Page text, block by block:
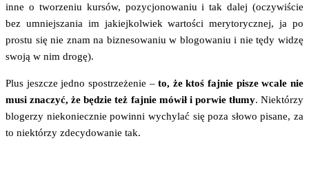
inne o two­rze­niu kur­sów, pozy­cjo­no­wa­niu i tak dalej (oczy­wi­ście
bez umniej­sza­nia im jakiej­kol­wiek war­to­ści mery­to­rycz­nej, ja po
pro­stu się nie znam na biz­ne­so­wa­niu w blo­go­wa­niu i nie tędy widzę
swo­ją w nim drogę).
Plus jesz­cze jed­no spo­strze­że­nie –to, że ktoś faj­nie pisze wca­le nie
musi zna­czyć, że będzie też faj­nie mówił i porwie tłu­my. Nie­któ­rzy
blo­ge­rzy nie­ko­niecz­nie powin­ni wychy­lać się poza sło­wo pisa­ne, za
to nie­któ­rzy zde­cy­do­wa­nie tak.